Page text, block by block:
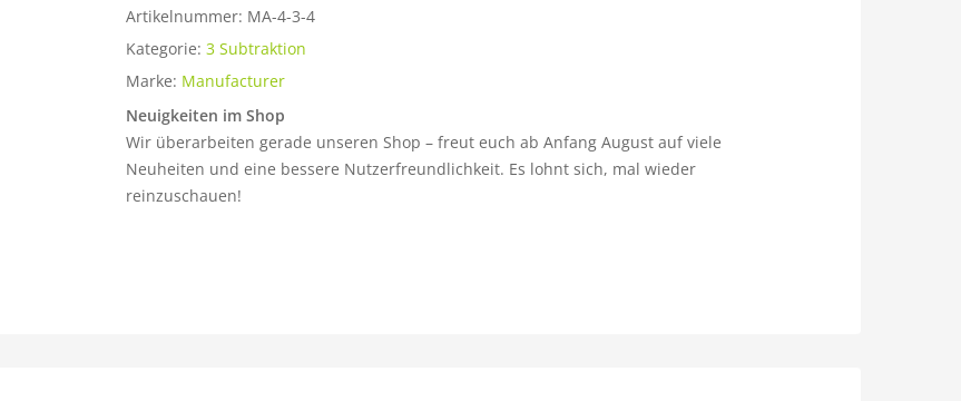
Artikelnummer: MA-4-3-4
Kategorie: 3 Subtraktion
Marke: Manufacturer
Neuigkeiten im Shop
Wir überarbeiten gerade unseren Shop – freut euch ab Anfang August auf viele
Neuheiten und eine bessere Nutzerfreundlichkeit. Es lohnt sich, mal wieder
reinzuschauen!